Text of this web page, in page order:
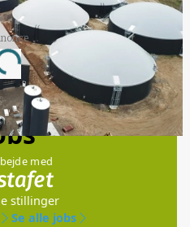
med
stillinger
Se alle jobs